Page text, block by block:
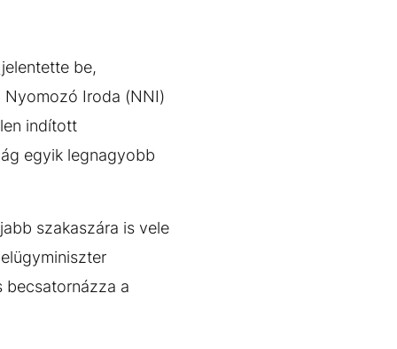
jelentette be,
Nyomozó Iroda (NNI)
indított
egyik legnagyobb
szakaszára is vele
becsatornázza a